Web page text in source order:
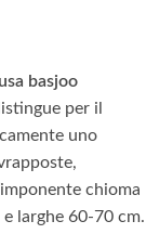
basjoo
per il
uno
chioma
larghe 60-70 cm.